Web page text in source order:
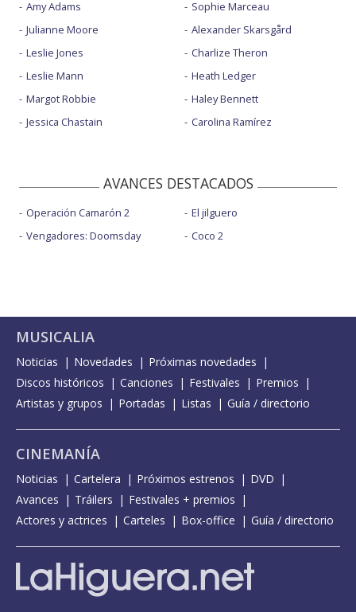
Amy Adams
Julianne Moore
Leslie Jones
Leslie Mann
Margot Robbie
Jessica Chastain
Sophie Marceau
Alexander Skarsgård
Charlize Theron
Heath Ledger
Haley Bennett
Carolina Ramírez
AVANCES DESTACADOS
Operación Camarón 2
Vengadores: Doomsday
El jilguero
Coco 2
MUSICALIA
Noticias Novedades
Próximas novedades
Discos históricos
Canciones Festivales
Premios
Artistas y grupos
Portadas Listas Guía / directorio
CINEMANÍA
Noticias Cartelera Próximos estrenos
DVD
Avances
Tráilers
Festivales + premios
Actores y actrices
Carteles Box-office Guía / directorio